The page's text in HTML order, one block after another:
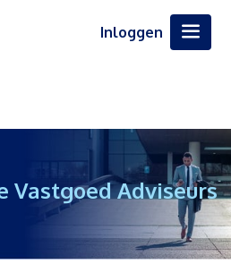
Inloggen
Vastgoed Adviseurs